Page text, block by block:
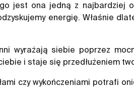
jest ona jedną z najbardziej
energię. Właśnie
wyrażają siebie poprzez
i staje się przedłużeniem
czy wykończeniami potrafi